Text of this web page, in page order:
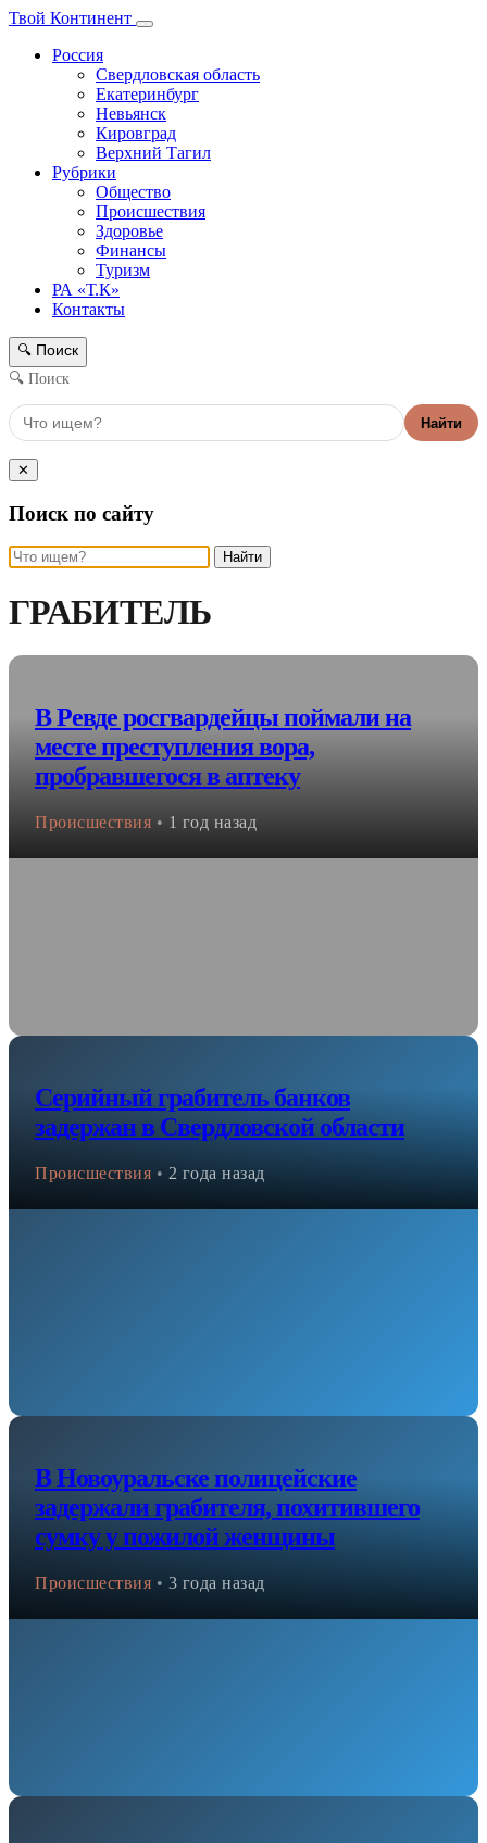
Твой Континент
Россия
Свердловская область
Екатеринбург
Невьянск
Кировград
Верхний Тагил
Рубрики
Общество
Происшествия
Здоровье
Финансы
Туризм
РА «Т.К»
Контакты
🔍 Поиск
🔍 Поиск
Найти
✕
Поиск по сайту
Найти
ГРАБИТЕЛЬ
В Ревде росгвардейцы поймали на
месте преступления вора,
пробравшегося в аптеку
Происшествия • 1 год назад
Серийный грабитель банков
задержан в Свердловской области
Происшествия • 2 года назад
В Новоуральске полицейские
задержали грабителя, похитившего
сумку у пожилой женщины
Происшествия • 3 года назад